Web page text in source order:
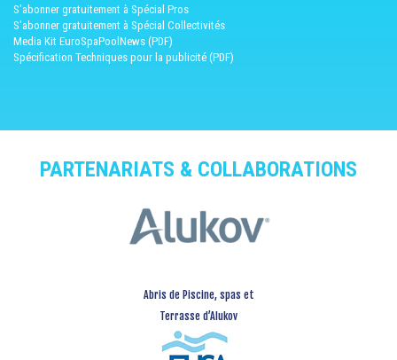
S'abonner gratuitement à Spécial Pros
S'abonner gratuitement à Spécial Collectivités
Media Kit EuroSpaPoolNews (PDF)
Spécification Techniques pour la publicité (PDF)
PARTENARIATS & COLLABORATIONS
Abris de Piscine, spas et
Terrasse d’Alukov